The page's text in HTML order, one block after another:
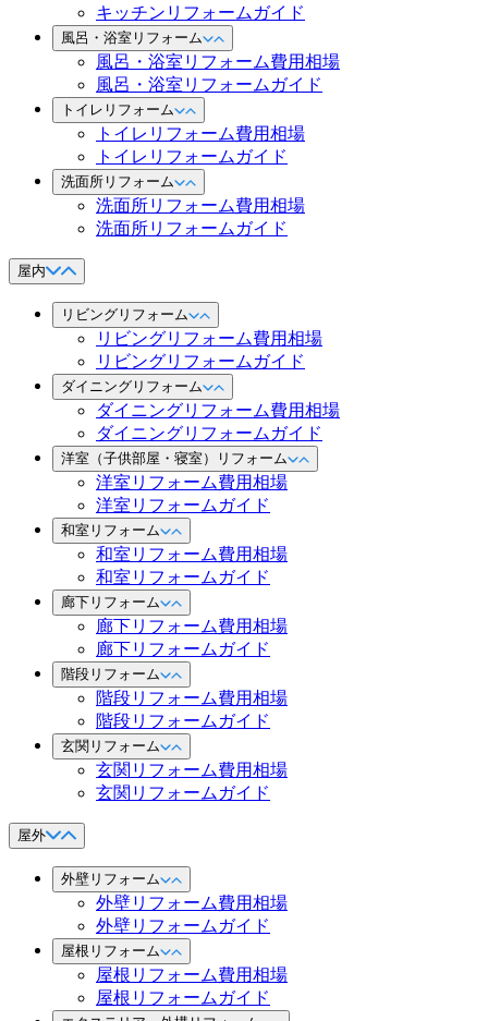
キッチンリフォームガイド
風呂・浴室リフォーム
風呂・浴室リフォーム費用相場
風呂・浴室リフォームガイド
トイレリフォーム
トイレリフォーム費用相場
トイレリフォームガイド
洗面所リフォーム
洗面所リフォーム費用相場
洗面所リフォームガイド
屋内
リビングリフォーム
リビングリフォーム費用相場
リビングリフォームガイド
ダイニングリフォーム
ダイニングリフォーム費用相場
ダイニングリフォームガイド
洋室（子供部屋・寝室）リフォーム
洋室リフォーム費用相場
洋室リフォームガイド
和室リフォーム
和室リフォーム費用相場
和室リフォームガイド
廊下リフォーム
廊下リフォーム費用相場
廊下リフォームガイド
階段リフォーム
階段リフォーム費用相場
階段リフォームガイド
玄関リフォーム
玄関リフォーム費用相場
玄関リフォームガイド
屋外
外壁リフォーム
外壁リフォーム費用相場
外壁リフォームガイド
屋根リフォーム
屋根リフォーム費用相場
屋根リフォームガイド